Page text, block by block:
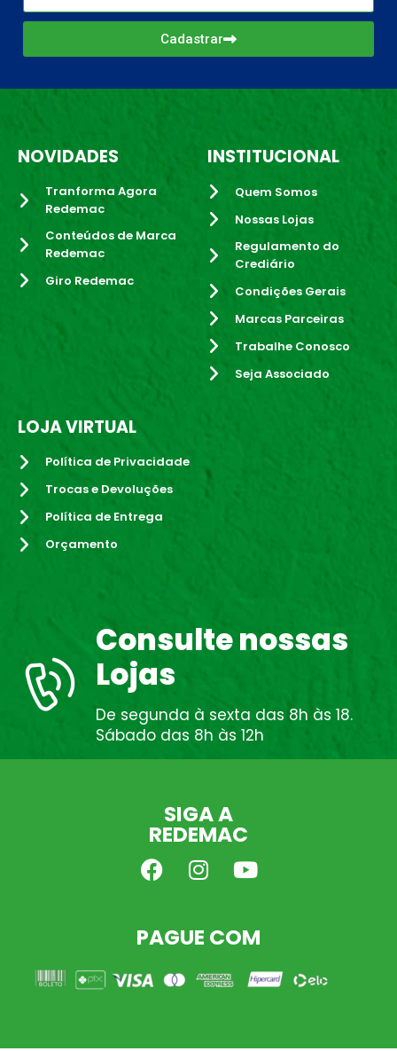
Cadastrar
NOVIDADES
Tranforma Agora
Redemac
Conteúdos de Marca
Redemac
Giro Redemac
INSTITUCIONAL
Quem Somos
Nossas Lojas
Regulamento do
Crediário
Condições Gerais
Marcas Parceiras
Trabalhe Conosco
Seja Associado
LOJA VIRTUAL
Política de Privacidade
Trocas e Devoluções
Política de Entrega
Orçamento
Consulte nossas
Lojas
De segunda à sexta das 8h às 18.
Sábado das 8h às 12h
SIGA A
REDEMAC
PAGUE COM